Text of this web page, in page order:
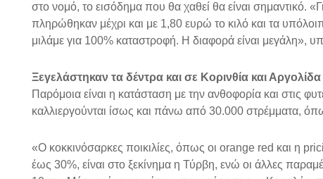
στο νομό, το εισόδημα που θα χαθεί θα είναι σημαντικό.
πληρώθηκαν μέχρι και με 1,80 ευρώ το κιλό και τα
μιλάμε για 100% καταστροφή. Η διαφορά είναι μεγάλη»,
Ξεγελάστηκαν τα δέντρα και σε Κορινθία και Αργολίδα
Παρόμοια είναι η κατάσταση με την ανθοφορία και στις
καλλιεργούνται ίσως και πάνω από 30.000 στρέμματα,
«Ο κοκκινόσαρκες ποικιλίες, όπως οι orange red και η
έως 30%, είναι στο ξεκίνημα η Τύρβη, ενώ οι άλλες